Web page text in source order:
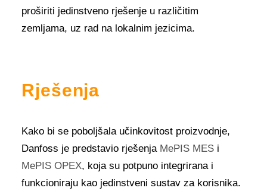
proširiti jedinstveno rješenje u različitim
zemljama, uz rad na lokalnim jezicima.
Rješenja
Kako bi se poboljšala učinkovitost proizvodnje,
Danfoss je predstavio rješenja MePIS MES i
MePIS OPEX, koja su potpuno integrirana i
funkcioniraju kao jedinstveni sustav za korisnika.